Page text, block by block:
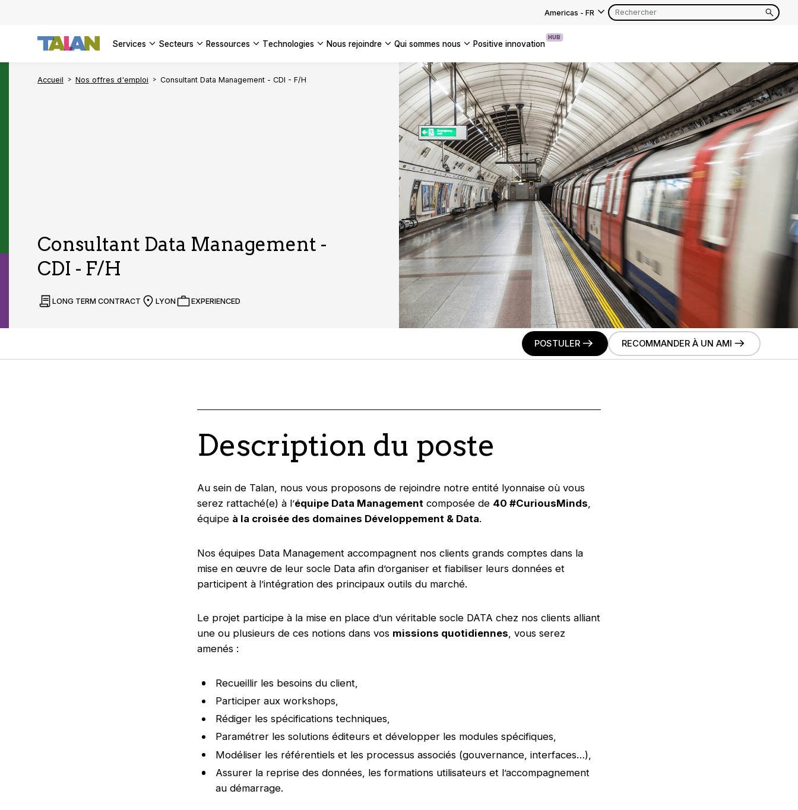
Americas - FR
Americas EN FR
UK EN
France FR
Global EN FR
services secteurs ressources technologies nous rejoindre qui sommes nous positive innovation
HUB
Accueil Nos offres d'emploi Consultant Data Management - CDI - F/H
Consultant Data Management -
CDI - F/H
LONG TERM CONTRACT LYON EXPERIENCED
POSTULER RECOMMANDER À UN AMI
Description du poste
Au sein de Talan, nous vous proposons de rejoindre notre entité lyonnaise où vous
serez rattaché(e) à l’équipe Data Managementcomposée de 40 #CuriousMinds,
équipe à la croisée des domaines Développement & Data.
Nos équipes Data Management accompagnent nos clients grands comptes dans la
mise en œuvre de leur socle Data afin d’organiser et fiabiliser leurs données et
participent à l’intégration des principaux outils du marché.
Le projet participe à la mise en place d’un véritable socle DATA chez nos clients alliant
une ou plusieurs de ces notions dans vos missions quotidiennes, vous serez
amenés :
Recueillir les besoins du client,
Participer aux workshops,
Rédiger les spécifications techniques,
Paramétrer les solutions éditeurs et développer les modules spécifiques,
Modéliser les référentiels et les processus associés (gouvernance, interfaces…),
Assurer la reprise des données, les formations utilisateurs et l’accompagnement
au démarrage.